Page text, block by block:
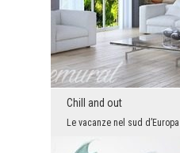
Chill and out